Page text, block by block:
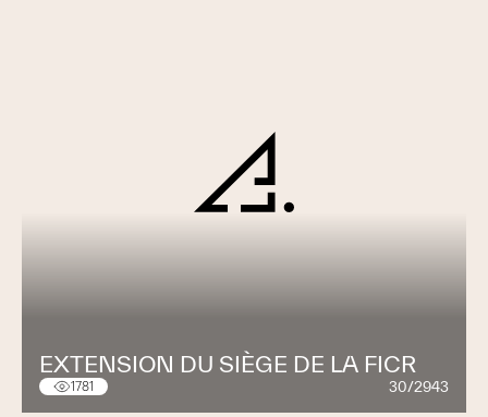
EXTENSION DU SIÈGE DE LA FICR
1781 30/2943